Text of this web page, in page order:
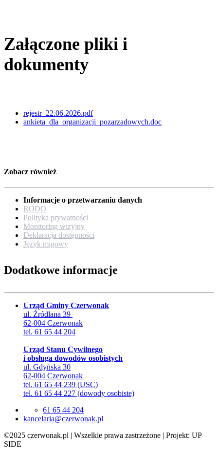
Załączone pliki i
dokumenty
rejestr_22.06.2026.pdf
ankieta_dla_organizacji_pozarzadowych.doc
Zobacz również
Informacje o przetwarzaniu danych
RODO
Polityka prywatności
Monitoring wizyjny
Deklaracja dostępności
Język migowy
Dodatkowe informacje
Urząd Gminy Czerwonak
ul. Źródlana 39
62-004 Czerwonak
tel. 61 65 44 204
Urząd Stanu Cywilnego
i obsługa dowodów osobistych
ul. Gdyńska 30
62-004 Czerwonak
tel. 61 65 44 239 (USC)
tel. 61 65 44 227 (dowody osobiste)
61 65 44 204
lp.kanowrezc@airalecnak
©2025 czerwonak.pl | Wszelkie prawa zastrzeżone | Projekt: UP
SIDE